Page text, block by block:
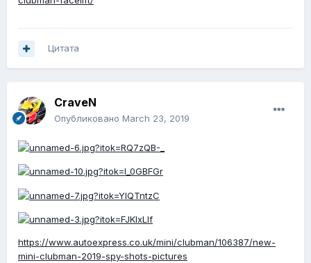
Цитата
CraveN
Опубликовано March 23, 2019
https://www.autoexpress.co.uk/mini/clubman/106387/new-
mini-clubman-2019-spy-shots-pictures